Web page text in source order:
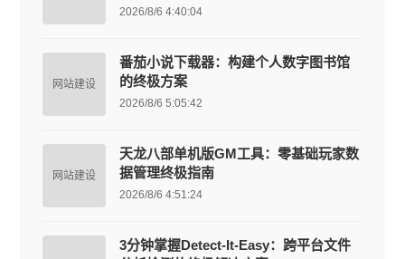
2026/8/6 4:40:04
网站建设
番茄小说下载器：构建个人数字图书馆
的终极方案
2026/8/6 5:05:42
网站建设
天龙八部单机版GM工具：零基础玩家数
据管理终极指南
2026/8/6 4:51:24
3分钟掌握Detect-It-Easy：跨平台文件